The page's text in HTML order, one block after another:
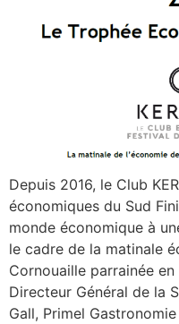
Depuis 2016, le Club
économiques du Sud
monde économique à
le cadre de la matinale
Cornouaille parrainée en
Directeur Général de la
Gall, Primel